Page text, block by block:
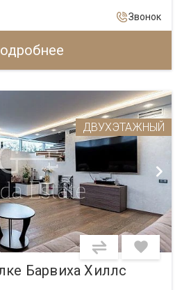
Звонок
ДВУХЭТАЖНЫЙ
Барвиха Хиллс